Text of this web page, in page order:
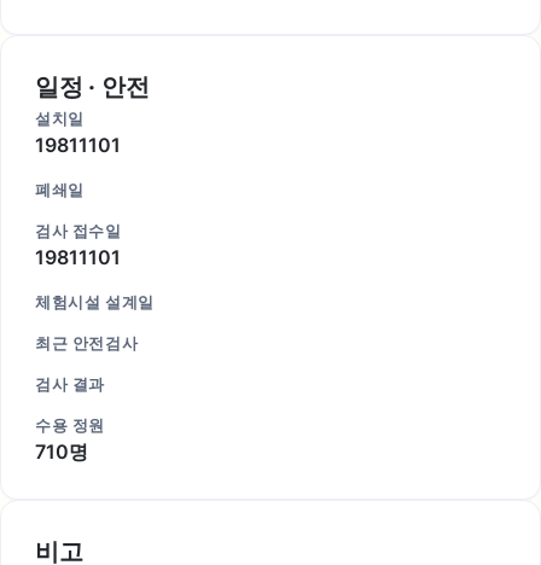
일정 · 안전
설치일
19811101
폐쇄일
검사 접수일
19811101
체험시설 설계일
최근 안전검사
검사 결과
수용 정원
710명
비고